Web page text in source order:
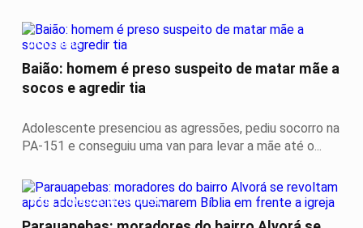
VIOLÊNCIA
Baião: homem é preso suspeito de matar mãe a
socos e agredir tia
Adolescente presenciou as agressões, pediu socorro na
PA-151 e conseguiu uma van para levar a mãe até o...
INTOLERÂNCIA RELIGIOSA